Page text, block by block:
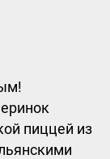
пиццей из